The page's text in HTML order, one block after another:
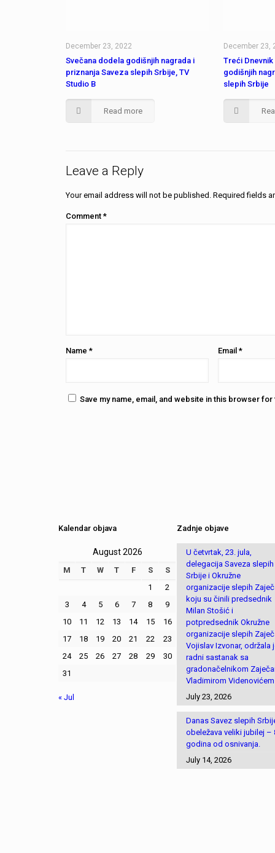
December 23, 2022
Svečana dodela godišnjih nagrada i
priznanja Saveza slepih Srbije, TV
Studio B
Read more
December 23,
Treći Dnevnik
godišnjih
slepih Srbije
Leave a Reply
Your email address will not be published. Required fields
Comment *
Name * Email*
Save my name, email, and website in this browser
Kalendar objava
August 2026
M T W T F S
S
1
2
3
4 5 6 7 8
9
10
11 12 13 14 15
16
17
18 19 20 21 22
23
24
25 26 27 28 29
30
31
« Jul
Zadnje objave
U četvrtak, 23. jula,
delegacija Saveza slepih
Srbije i Okružne
organizacije slepih
koju su činili predsednik
Milan Stošić i
potpredsednik Okružne
organizacije slepih
Vojislav Izvonar, održala
radni sastanak sa
gradonačelnikom
Vladimirom
July 23, 2026
Danas Savez slepih
obeležava veliki jubilej –
godina od osnivanja.
July 14, 2026